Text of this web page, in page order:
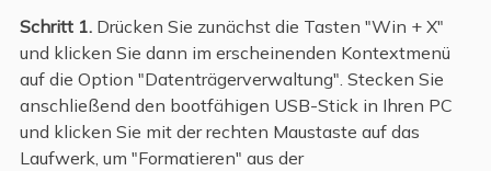
Schritt 1.Drücken Sie zunächst die Tasten "Win + X"
und klicken Sie dann im erscheinenden Kontextmenü
auf die Option "Datenträgerverwaltung". Stecken Sie
anschließend den bootfähigen USB-Stick in Ihren PC
und klicken Sie mit der rechten Maustaste auf das
Laufwerk, um "Formatieren" aus der